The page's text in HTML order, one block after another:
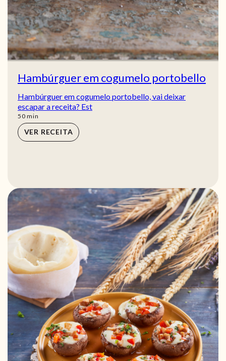
Hambúrguer em cogumelo portobello
Hambúrguer em cogumelo portobello, vai deixar
escapar a receita? Est
50min
min
VER RECEITA